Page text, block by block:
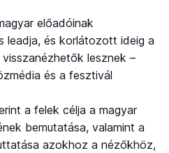
előadóinak
leadja, és korlátozott ideig a
lesznek –
és a fesztivál
a felek célja a magyar
bemutatása, valamint a
azokhoz a nézőkhöz,